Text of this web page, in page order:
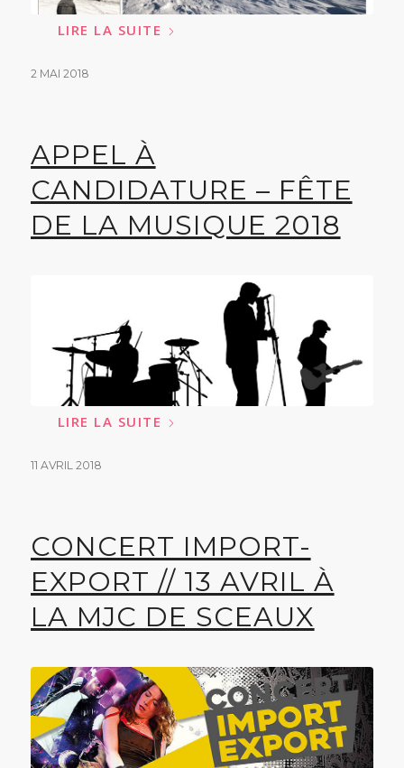
LIRE LA SUITE
2 MAI 2018
APPEL À
CANDIDATURE – FÊTE
DE LA MUSIQUE 2018
LIRE LA SUITE
11 AVRIL 2018
CONCERT IMPORT-
EXPORT // 13 AVRIL À
LA MJC DE SCEAUX